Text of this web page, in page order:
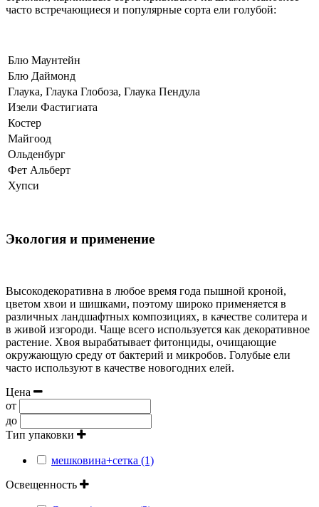
часто встречающиеся и популярные сорта ели голубой:
Блю Маунтейн
Блю Даймонд
Глаука, Глаука Глобоза, Глаука Пендула
Изели Фастигиата
Костер
Майгоод
Ольденбург
Фет Альберт
Хупси
Экология и применение
Высокодекоративна в любое время года пышной кроной,
цветом хвои и шишками, поэтому широко применяется в
различных ландшафтных композициях, в качестве солитера и
в живой изгороди. Чаще всего используется как декоративное
растение. Хвоя вырабатывает фитонциды, очищающие
окружающую среду от бактерий и микробов. Голубые ели
часто используют в качестве новогодних елей.
Цена
от
до
Тип упаковки
мешковина+сетка (1)
Освещенность